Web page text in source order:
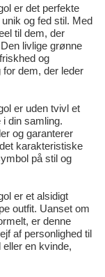
er det perfekte
og fed stil. Med
til dem, der
livlige grønne
og
for dem, der leder
er uden tvivl et
din samling.
og garanterer
karakteristiske
på stil og
er et alsidigt
outfit. Uanset om
er denne
af personlighed til
en kvinde,